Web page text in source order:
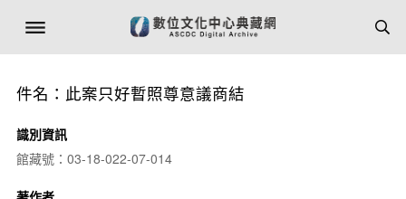
件名：此案只好暫照尊意議商結
識別資訊
館藏號：03-18-022-07-014